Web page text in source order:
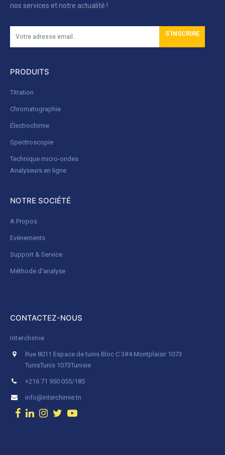
nos services et notre actualité !
S'INSCRIRE
PRODUITS
Titration
Chromatographie
Électrochimie
Spectroscopie
Technique micro-ondes
Analyseurs en ligne
NOTRE SOCIÉTÉ
A Propos
Evénements
Support & Service
Méthode d'analyse
CONTACTEZ-NOUS
Interchimie
Rue 8011 Espace de tunis Bloc C 3#4 Montplaisir 1073
TunisTunis 1073Tunisie
+216 71 950 055/185
info@interchimie.tn